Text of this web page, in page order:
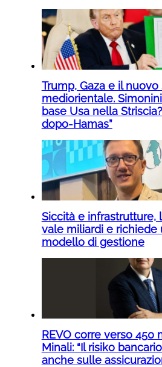
Trump, Gaza e il
mediorientale.
base Usa nella
dopo-Hamas”
Siccità e infrastrutture,
vale miliardi e richiede
modello di gestione
REVO corre verso 450
Minali: “Il risiko
anche sulle